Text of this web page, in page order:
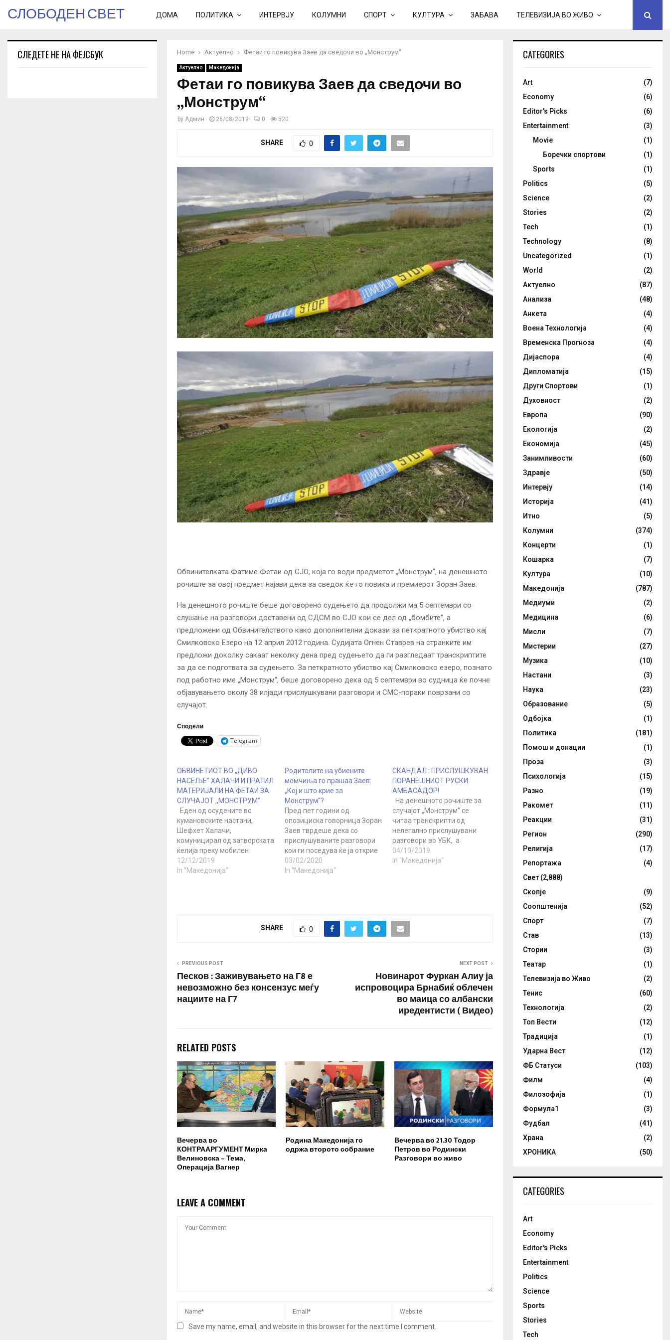
СЛОБОДЕН СВЕТ ДОМА ПОЛИТИКА ИНТЕРВЈУ КОЛУМНИ СПОРТ КУЛТУРА ЗАБАВА ТЕЛЕВИЗИЈА ВО ЖИВО
Home Актуелно Фетаи го повикува Заев да сведочи во „Монструм“
Актуелно Македонија
Фетаи го повикува Заев да сведочи во
„Монструм“
by Админ 26/08/2019 0 520
SHARE 0
Обвинителката Фатиме Фетаи од СЈО, која го води предметот „Монструм“, на денешното
рочиште за овој предмет најави дека за сведок ќе го повика и премиерот Зоран Заев.
На денешното рочиште беше договорено судењето да продолжи ма 5 септември со
слушање на разговори доставени од СДСМ во СЈО кои се дел од „бомбите”, а
предложени од Обвинителството како дополнителни докази за петкратното убиство кај
Смилковско Езеро на 12 април 2012 година. Судијата Огнен Ставрев на странките им
предложи доколку сакаат неколку дена пред судењето да ги разгледаат транскриптите
за да се подготвата за судењето. За петкратното убиство кај Смилковско езеро, познато
под работно име „Монструм“, беше договорено дека од 5 септември во судница ќе почне
објавувањето околу 38 илјади прислушкувани разговори и СМС-пораки поврзани со
случајот.
Сподели
Telegram
ОБВИНЕТИОТ ВО „ДИВО
НАСЕЉЕ” ХАЛАЧИ И ПРАТИЛ
МАТЕРИЈАЛИ НА ФЕТАИ ЗА
СЛУЧАЈОТ ,,МОНСТРУМ”
Еден од осудените во
кумановските настани,
Шефхет Халачи,
комуницирал од затворската
ќелија преку мобилен
телефон со поранешната
специјална обвинителка
материјалите добиени од
разговори…
12/12/2019
In "Македонија"
Родителите на убиените
момчиња го прашаа Заев:
„Кој и што крие за
Монструм“?
Пред пет години од
опозициска говорница Зоран
Заев тврдеше дека со
прислушуваните разговори
кои ги поседува ќе ја открие
и „вистината“ за петкратното
убиство кај Смилковското
слика за убиствата, па затоа
не објавил сѐ…
03/02/2020
In "Македонија"
СКАНДАЛ : ПРИСЛУШКУВАН
ПОРАНЕШНИОТ РУСКИ
АМБАСАДОР!
На денешното рочиште за
случајот „Монструм“ се
читаа транскрипти од
нелегално прислушувани
разговори во УБК, а
поврзани со петкратното
убиство што се случи кај
неименуван соговорник, кои
разговараат за петкратното
04/10/2019
In "Македонија"
SHARE 0
PREVIOUS POST
Песков : Заживувањето на Г8 е
невозможно без консензус меѓу
нациите на Г7
NEXT POST
Новинарот Фуркан Алиу ја
испровоцира Брнабиќ облечен
во маица со албански
иредентисти ( Видео)
RELATED POSTS
Вечерва во
КОНТРААРГУМЕНТ Мирка
Велиновска – Тема,
Операција Вагнер
Родина Македонија го
одржа второто собрание
Вечерва во 21.30 Тодор
Петров во Родински
Разговори во живо
LEAVE A COMMENT
Save my name, email, and website in this browser for the next time I comment.
СЛЕДЕТЕ НЕ НА ФЕЈСБУК CATEGORIES
Art
(7)
Economy
(6)
Editor's Picks
(6)
Entertainment
(3)
Movie
(1)
Боречки спортови
(1)
Sports
(1)
Politics
(5)
Science
(2)
Stories
(2)
Tech
(1)
Technology
(8)
Uncategorized
(1)
World
(2)
Актуелно
(87)
Анализа
(48)
Анкета
(4)
Воена Технологија
(4)
Временска Прогноза
(4)
Дијаспора
(4)
Дипломатија
(15)
Други Спортови
(1)
Духовност
(2)
Европа
(90)
Екологија
(2)
Економија
(45)
Занимливости
(60)
Здравје
(50)
Интервју
(14)
Историја
(41)
Итно
(5)
Колумни
(374)
Концерти
(1)
Кошарка
(7)
Култура
(10)
Македонија
(787)
Медиуми
(2)
Медицина
(6)
Мисли
(7)
Мистерии
(27)
Музика
(10)
Настани
(3)
Наука
(23)
Образование
(5)
Одбојка
(1)
Политика
(181)
Помош и донации
(1)
Проза
(3)
Психологија
(15)
Разно
(19)
Ракомет
(11)
Реакции
(31)
Регион
(290)
Религија
(17)
Репортажа
(4)
Свет (2,888)
Скопје
(9)
Соопштенија
(52)
Спорт
(7)
Став
(13)
Стории
(3)
Театар
(1)
Телевизија во Живо
(2)
Тенис
(60)
Технологија
(2)
Топ Вести
(12)
Традиција
(1)
Ударна Вест
(12)
ФБ Статуси
(103)
Филм
(4)
Филозофија
(1)
Формула1
(3)
Фудбал
(41)
Храна
(2)
ХРОНИКА
(50)
CATEGORIES
Art
Economy
Editor's Picks
Entertainment
Politics
Science
Sports
Stories
Tech